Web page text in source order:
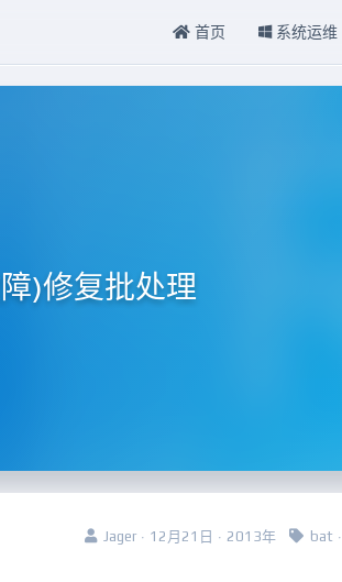
首页 系统运维
)修复批处理
Jager · 12月21日 · 2013年 bat ·